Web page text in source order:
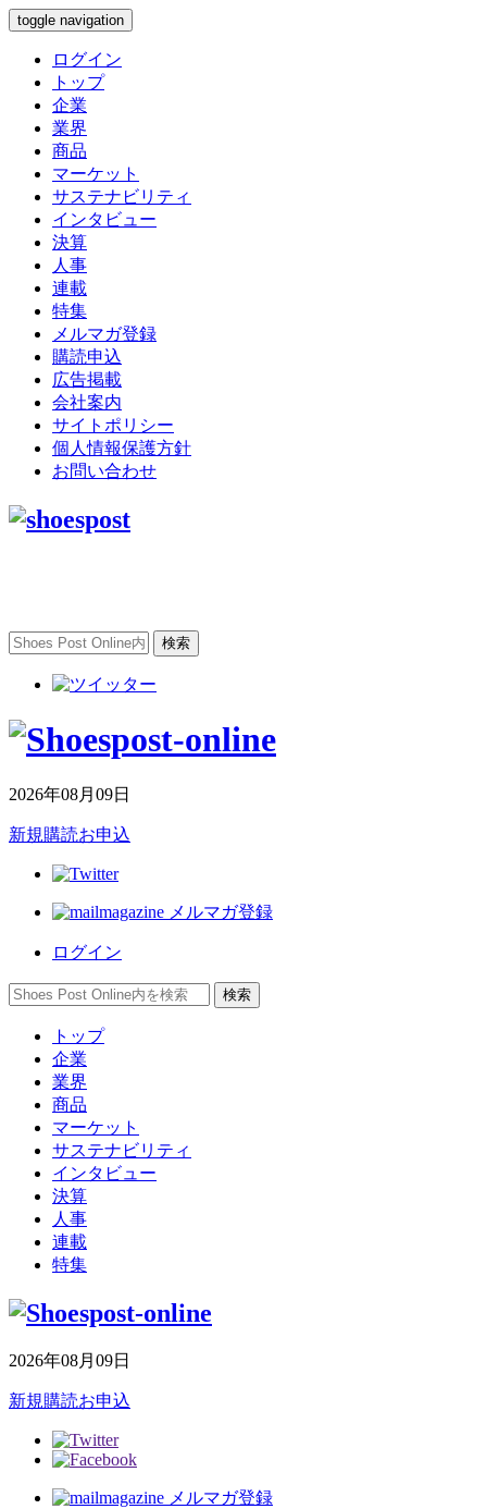
toggle navigation
ログイン
トップ
企業
業界
商品
マーケット
サステナビリティ
インタビュー
決算
人事
連載
特集
メルマガ登録
購読申込
広告掲載
会社案内
サイトポリシー
個人情報保護方針
お問い合わせ
2026年08月09日
新規購読お申込
メルマガ登録
ログイン
トップ
企業
業界
商品
マーケット
サステナビリティ
インタビュー
決算
人事
連載
特集
2026年08月09日
新規購読お申込
メルマガ登録